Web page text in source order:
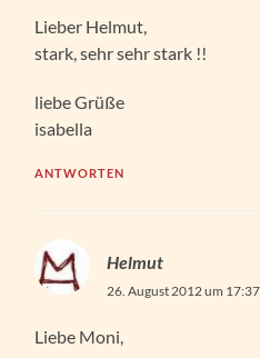
Lieber Helmut,
stark, sehr sehr stark !!
liebe Grüße
isabella
ANTWORTEN
Helmut
26. August 2012 um
Liebe Moni,